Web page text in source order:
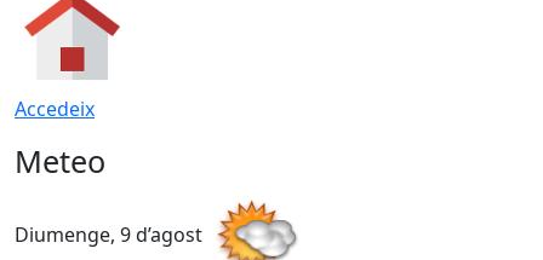
Accedeix
Meteo
Diumenge, 9 d’agost